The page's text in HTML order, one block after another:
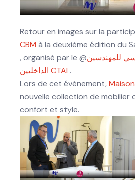
Retour en images sur la
CBM à la deuxième édition du
, organisé par le @للمهندسين
الداخليين CTAI .
Lors de cet événement,
nouvelle collection de mobilier
confort et style.